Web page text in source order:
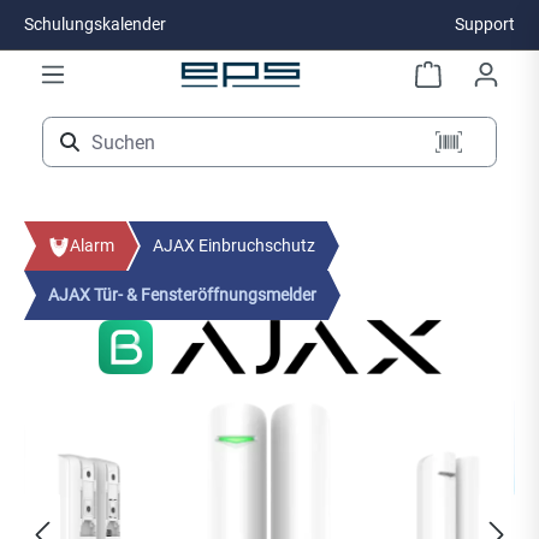
Zum Hauptinhalt springen
Schulungskalender Support
Alarm AJAX Einbruchschutz
AJAX Tür- & Fensteröffnungsmelder